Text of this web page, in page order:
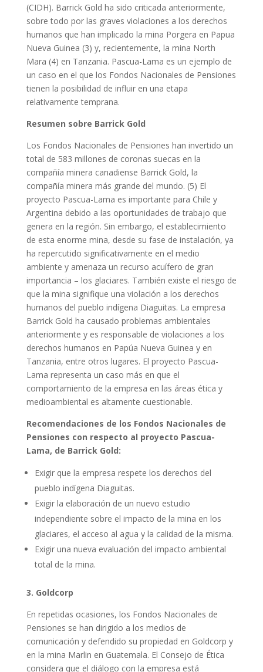
(CIDH). Barrick Gold ha sido criticada anteriormente,
sobre todo por las graves violaciones a los derechos
humanos que han implicado la mina Porgera en Papua
Nueva Guinea (3) y, recientemente, la mina North
Mara (4) en Tanzania. Pascua-Lama es un ejemplo de
un caso en el que los Fondos Nacionales de Pensiones
tienen la posibilidad de influir en una etapa
relativamente temprana.
Resumen sobre Barrick Gold
Los Fondos Nacionales de Pensiones han invertido un
total de 583 millones de coronas suecas en la
compañía minera canadiense Barrick Gold, la
compañía minera más grande del mundo. (5) El
proyecto Pascua-Lama es importante para Chile y
Argentina debido a las oportunidades de trabajo que
genera en la región. Sin embargo, el establecimiento
de esta enorme mina, desde su fase de instalación, ya
ha repercutido significativamente en el medio
ambiente y amenaza un recurso acuífero de gran
importancia – los glaciares. También existe el riesgo de
que la mina signifique una violación a los derechos
humanos del pueblo indígena Diaguitas. La empresa
Barrick Gold ha causado problemas ambientales
anteriormente y es responsable de violaciones a los
derechos humanos en Papúa Nueva Guinea y en
Tanzania, entre otros lugares. El proyecto Pascua-
Lama representa un caso más en que el
comportamiento de la empresa en las áreas ética y
medioambiental es altamente cuestionable.
Recomendaciones de los Fondos Nacionales de
Pensiones con respecto al proyecto Pascua-
Lama, de Barrick Gold:
Exigir que la empresa respete los derechos del
pueblo indígena Diaguitas.
Exigir la elaboración de un nuevo estudio
independiente sobre el impacto de la mina en los
glaciares, el acceso al agua y la calidad de la misma.
Exigir una nueva evaluación del impacto ambiental
total de la mina.
3. Goldcorp
En repetidas ocasiones, los Fondos Nacionales de
Pensiones se han dirigido a los medios de
comunicación y defendido su propiedad en Goldcorp y
en la mina Marlin en Guatemala. El Consejo de Ética
considera que el diálogo con la empresa está